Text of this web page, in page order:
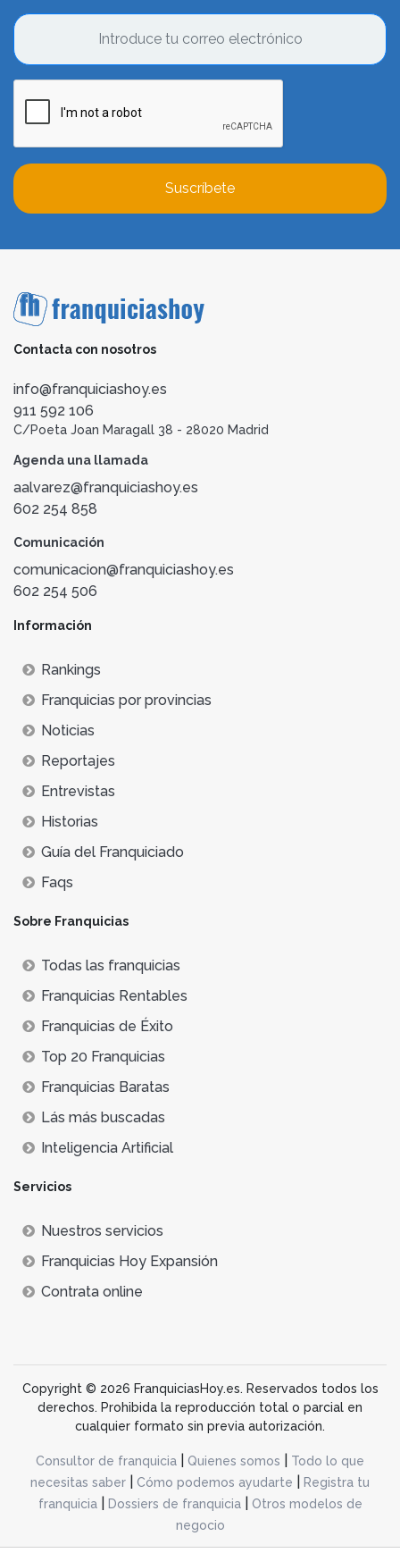
Suscríbete
Contacta con nosotros
info@franquiciashoy.es
911 592 106
C/Poeta Joan Maragall 38 - 28020 Madrid
Agenda una llamada
aalvarez@franquiciashoy.es
602 254 858
Comunicación
comunicacion@franquiciashoy.es
602 254 506
Información
Rankings
Franquicias por provincias
Noticias
Reportajes
Entrevistas
Historias
Guía del Franquiciado
Faqs
Sobre Franquicias
Todas las franquicias
Franquicias Rentables
Franquicias de Éxito
Top 20 Franquicias
Franquicias Baratas
Lás más buscadas
Inteligencia Artificial
Servicios
Nuestros servicios
Franquicias Hoy Expansión
Contrata online
Copyright © 2026 FranquiciasHoy.es. Reservados todos los
derechos. Prohibida la reproducción total o parcial en
cualquier formato sin previa autorización.
Consultor de franquicia Quienes somos
Todo lo que
necesitas saber
Cómo podemos ayudarte
Registra tu
franquicia| Dossiers de franquicia|
Otros modelos de
negocio